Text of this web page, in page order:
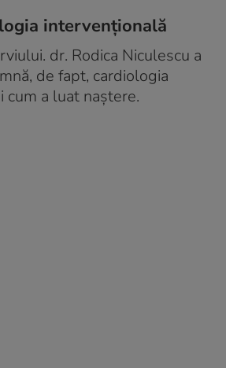
intervențională
dr. Rodica Niculescu a
de fapt, cardiologia
cum a luat naștere.